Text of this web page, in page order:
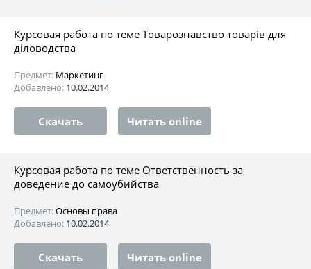
Курсовая работа по теме Товарознавство товарів для
діловодства
Предмет: Маркетинг
Добавлено: 10.02.2014
Скачать Читать online
Курсовая работа по теме Ответственность за
доведение до самоубийства
Предмет:Основы права
Добавлено: 10.02.2014
Скачать Читать online